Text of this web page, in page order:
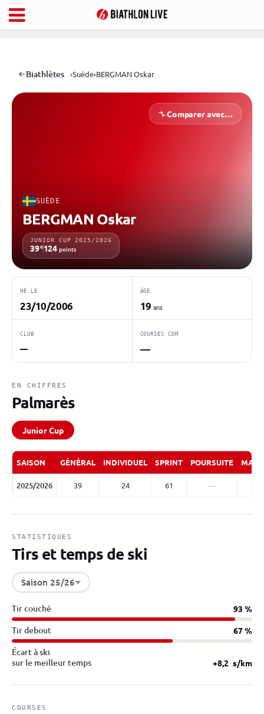
Biathlètes ›Suède›BERGMAN Oskar
SUÈDE
BERGMAN Oskar
JUNIOR CUP 2025/2026
39e124 points
Comparer avec…
NÉ LE
23/10/2006
ÂGE
19 ans
CLUB
—
COURSES CDM
—
EN CHIFFRES
Palmarès
Junior Cup
SAISON GÉNÉRAL INDIVIDUEL SPRINT POURSUITE
2025/2026 39 24 61 —
STATISTIQUES
Tirs et temps de ski
Saison 25/26
Tir couché 93 %
Tir debout 67 %
Écart à ski
sur le meilleur temps
+8,2 s/km
COURSES